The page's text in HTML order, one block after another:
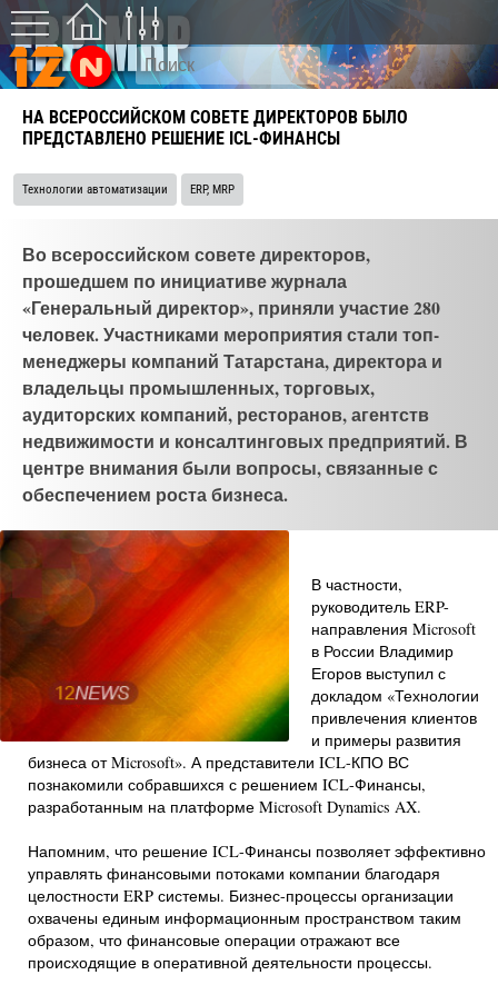
НА ВСЕРОССИЙСКОМ СОВЕТЕ ДИРЕКТОРОВ БЫЛО
ПРЕДСТАВЛЕНО РЕШЕНИЕ ICL-ФИНАНСЫ
Технологии автоматизации ERP, MRP
Во всероссийском совете директоров,
прошедшем по инициативе журнала
«Генеральный директор», приняли участие 280
человек. Участниками мероприятия стали топ-
менеджеры компаний Татарстана, директора и
владельцы промышленных, торговых,
аудиторских компаний, ресторанов, агентств
недвижимости и консалтинговых предприятий. В
центре внимания были вопросы, связанные с
обеспечением роста бизнеса.
В частности,
руководитель ERP-
направления Microsoft
в России Владимир
Егоров выступил с
докладом «Технологии
привлечения клиентов
и примеры развития
бизнеса от Microsoft». А представители ICL-КПО ВС
познакомили собравшихся с решением ICL-Финансы,
разработанным на платформе Microsoft Dynamics AX.
Напомним, что решение ICL-Финансы позволяет эффективно
управлять финансовыми потоками компании благодаря
целостности ERP системы. Бизнес-процессы организации
охвачены единым информационным пространством таким
образом, что финансовые операции отражают все
происходящие в оперативной деятельности процессы.